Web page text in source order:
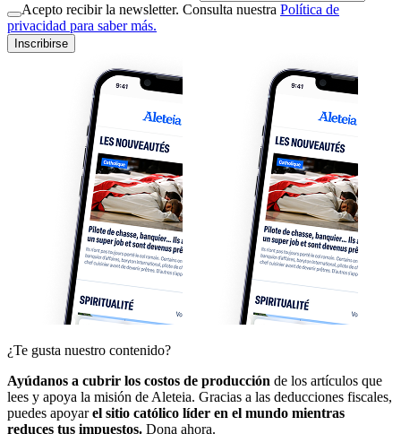
Acepto recibir la newsletter. Consulta nuestra Política de
privacidad para saber más.
Inscribirse
¿Te gusta nuestro contenido?
Ayúdanos a cubrir los costos de producción de los artículos que
lees y apoya la misión de Aleteia. Gracias a las deducciones fiscales,
puedes apoyarel sitio católico líder en el mundo mientras
reduces tus impuestos. Dona ahora.